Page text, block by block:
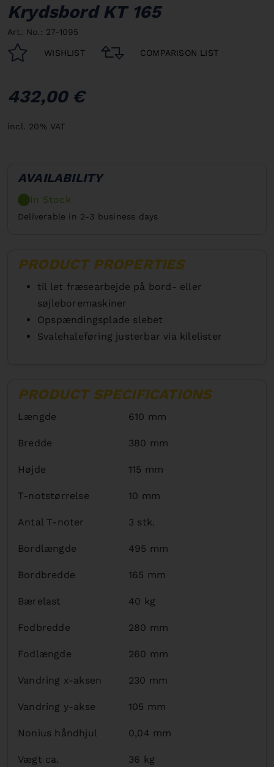
Krydsbord KT 165
Art. No.: 27-1095
WISHLIST COMPARISON LIST
432,00 €
incl. 20% VAT
AVAILABILITY
In Stock
Deliverable in 2-3 business days
PRODUCT PROPERTIES
til let fræsearbejde på bord- eller
søjleboremaskiner
Opspændingsplade slebet
Svalehaleføring justerbar via kilelister
PRODUCT SPECIFICATIONS
Længde 610 mm
Bredde 380 mm
Højde 115 mm
T-notstørrelse 10 mm
Antal T-noter 3 stk.
Bordlængde 495 mm
Bordbredde 165 mm
Bærelast 40 kg
Fodbredde 280 mm
Fodlængde 260 mm
Vandring x-aksen 230 mm
Vandring y-akse 105 mm
Nonius håndhjul 0,04 mm
Vægt ca. 36 kg